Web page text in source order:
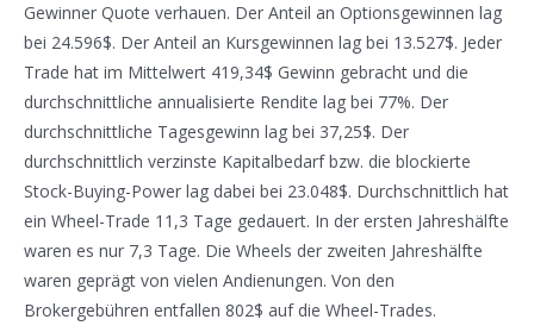
Gewinner Quote verhauen. Der Anteil an Optionsgewinnen lag
bei 24.596$. Der Anteil an Kursgewinnen lag bei 13.527$. Jeder
Trade hat im Mittelwert 419,34$ Gewinn gebracht und die
durchschnittliche annualisierte Rendite lag bei 77%. Der
durchschnittliche Tagesgewinn lag bei 37,25$. Der
durchschnittlich verzinste Kapitalbedarf bzw. die blockierte
Stock-Buying-Power lag dabei bei 23.048$. Durchschnittlich hat
ein Wheel-Trade 11,3 Tage gedauert. In der ersten Jahreshälfte
waren es nur 7,3 Tage. Die Wheels der zweiten Jahreshälfte
waren geprägt von vielen Andienungen. Von den
Brokergebühren entfallen 802$ auf die Wheel-Trades.